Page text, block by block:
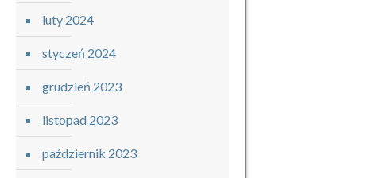
luty 2024
styczeń 2024
grudzień 2023
listopad 2023
październik 2023